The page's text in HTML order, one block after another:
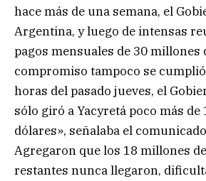
hace más de una semana, el
Argentina, y luego de intensas
pagos mensuales de 30 millones
compromiso tampoco se
horas del pasado jueves, el
sólo giró a Yacyretá poco más
dólares», señalaba el
Agregaron que los 18 millones
restantes nunca llegaron,